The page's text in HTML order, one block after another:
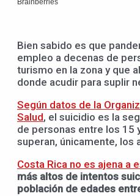
Bien sabido es que
empleo a decenas de
turismo en la zona y que
donde acudir para suplir
Según datos de la
Salud, el suicidio es la
de personas entre los 15
superan, únicamente, los
Costa Rica no es ajena a
más altos de intentos
población de edades